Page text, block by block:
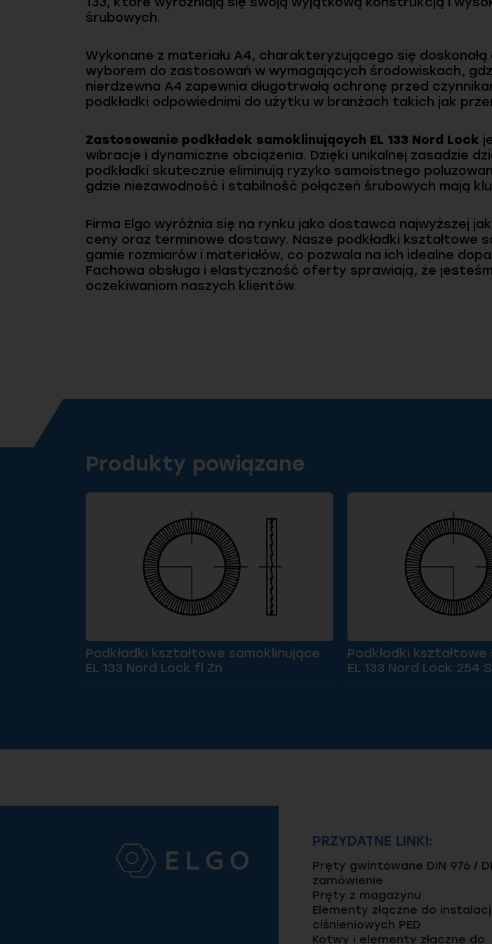
śrubowych.
Wykonane z materiału A4, charakteryzującego się
wyborem do zastosowań w wymagających środowiskach,
nierdzewna A4 zapewnia długotrwałą ochronę przed
podkładki odpowiednimi do użytku w branżach takich jak
Zastosowanie podkładek samoklinujących EL 133 Nord Lock
wibracje i dynamiczne obciążenia. Dzięki unikalnej zasadzie
podkładki skutecznie eliminują ryzyko samoistnego
gdzie niezawodność i stabilność połączeń śrubowych mają
Firma Elgo wyróżnia się na rynku jako dostawca najwyższej
ceny oraz terminowe dostawy. Nasze podkładki kształtowe
gamie rozmiarów i materiałów, co pozwala na ich idealne
Fachowa obsługa i elastyczność oferty sprawiają, że
oczekiwaniom naszych klientów.
Produkty powiązane
Podkładki kształtowe samoklinujące
EL 133 Nord Lock fl Zn
Podkładki
EL 133 Nord Lock 254
PRZYDATNE LINKI:
Pręty gwintowane DIN 976 /
zamówienie
Pręty z magazynu
Elementy złączne do
ciśnieniowych PED
Kotwy i elementy złączne do